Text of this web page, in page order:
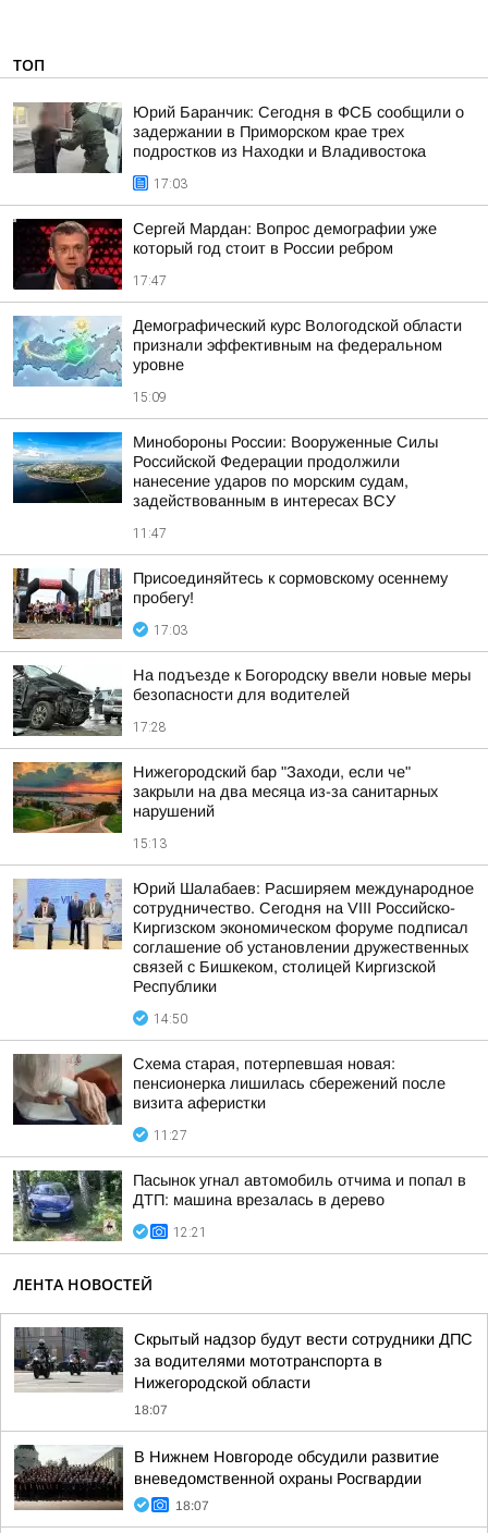
ТОП
Юрий Баранчик: Сегодня в ФСБ сообщили о
задержании в Приморском крае трех
подростков из Находки и Владивостока
17:03
Сергей Мардан: Вопрос демографии уже
который год стоит в России ребром
17:47
Демографический курс Вологодской области
признали эффективным на федеральном
уровне
15:09
Минобороны России: Вооруженные Силы
Российской Федерации продолжили
нанесение ударов по морским судам,
задействованным в интересах ВСУ
11:47
Присоединяйтесь к сормовскому осеннему
пробегу!
17:03
На подъезде к Богородску ввели новые меры
безопасности для водителей
17:28
Нижегородский бар "Заходи, если че"
закрыли на два месяца из-за санитарных
нарушений
15:13
Юрий Шалабаев: Расширяем международное
сотрудничество. Сегодня на VIII Российско-
Киргизском экономическом форуме подписал
соглашение об установлении дружественных
связей с Бишкеком, столицей Киргизской
Республики
14:50
Схема старая, потерпевшая новая:
пенсионерка лишилась сбережений после
визита аферистки
11:27
Пасынок угнал автомобиль отчима и попал в
ДТП: машина врезалась в дерево
12:21
ЛЕНТА НОВОСТЕЙ
Скрытый надзор будут вести сотрудники ДПС
за водителями мототранспорта в
Нижегородской области
18:07
В Нижнем Новгороде обсудили развитие
вневедомственной охраны Росгвардии
18:07